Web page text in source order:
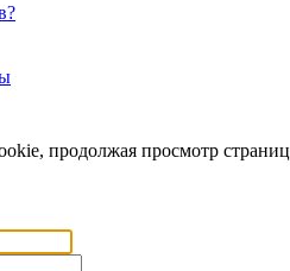
продолжая просмотр